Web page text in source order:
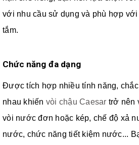
với nhu cầu sử dụng và phù hợp
tắm.
Chức năng đa dạng
Được tích hợp nhiều tính năng,
nhau khiến vòi chậu Caesar trở nên
vòi nước đơn hoặc kép, chế độ xả
nước, chức năng tiết kiệm nước...